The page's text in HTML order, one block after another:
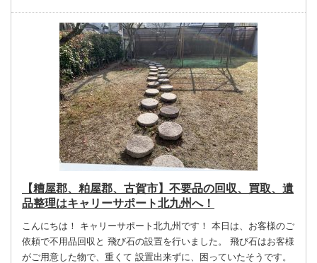
【糟屋郡、粕屋郡、古賀市】不要品の回収、買取、遺
品整理はキャリーサポート北九州へ！
こんにちは！ キャリーサポート北九州です！ 本日は、お客様のご
依頼で不用品回収と 飛び石の設置を行いました。 飛び石はお客様
がご用意した物で、重くて 設置出来ずに、困っていたそうです。